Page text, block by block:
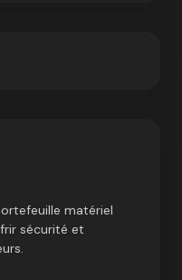
matériel
sécurité et